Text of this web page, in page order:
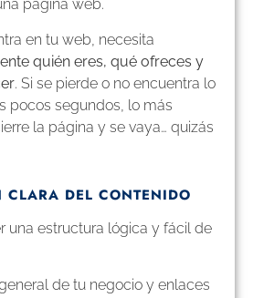
página web.
en tu web, necesita
quién eres, qué ofreces y
. Si se pierde o no encuentra lo
pocos segundos, lo más
la página y se vaya… quizás
DEL CONTENIDO
una estructura lógica y fácil de
de tu negocio y enlaces